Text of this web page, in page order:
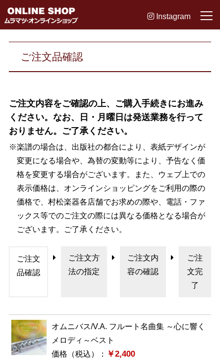
Instagram
ご注文品確認
ご注文内容をご確認の上、ご購入手続きにお進み
ください。なお、日・月曜日は発送業務を行って
おりません。ご了承ください。
※楽譜の場合は、出版社の都合により、表紙デザインが
変更になる場合や、為替の変動等により、予告なく価
格を変更する場合がございます。また、ウェブ上での
表示価格は、オンラインショッピングをご利用の際の
価格で、村松楽器各店舗でお求めの際や、電話・ファ
ックス等でのご注文の際には異なる価格となる場合が
ございます。ご了承ください。
ご注文
品確認
ご注文方
法の指定
ご注文内
容の確認
ご注
文完
了
オムニバス/V.A. フルート名曲集 ～心に響く
メロディ～ベスト
価格（税込）：
￥2,400